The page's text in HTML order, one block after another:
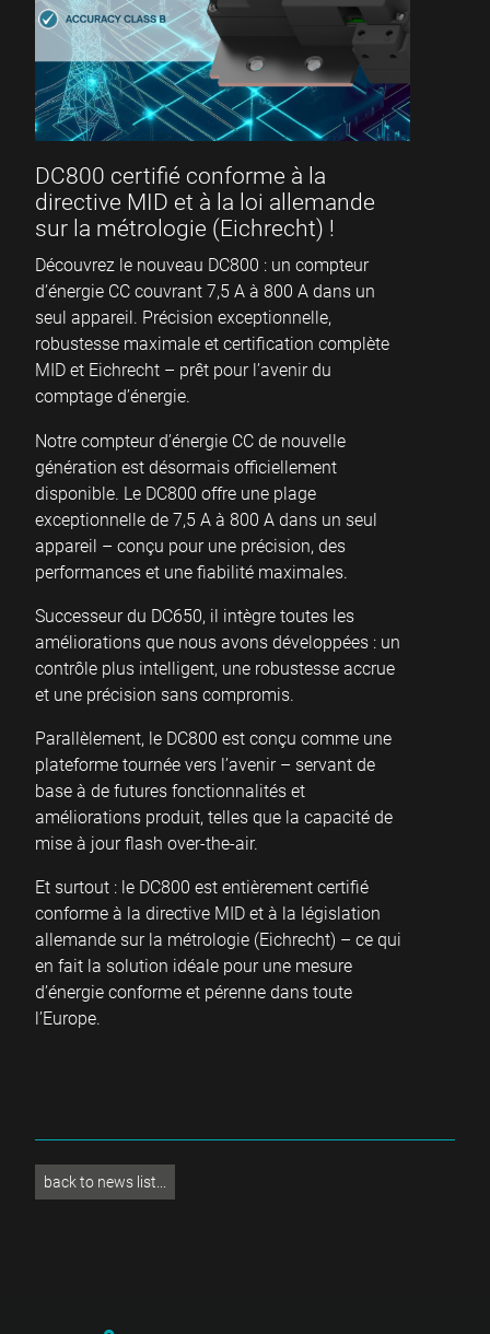
DC800 certifié conforme à la
directive MID et à la loi allemande
sur la métrologie (Eichrecht) !
Découvrez le nouveau DC800 : un compteur
d’énergie CC couvrant 7,5 A à 800 A dans un
seul appareil. Précision exceptionnelle,
robustesse maximale et certification complète
MID et Eichrecht – prêt pour l’avenir du
comptage d’énergie.
Notre compteur d’énergie CC de nouvelle
génération est désormais officiellement
disponible. Le DC800 offre une plage
exceptionnelle de 7,5 A à 800 A dans un seul
appareil – conçu pour une précision, des
performances et une fiabilité maximales.
Successeur du DC650, il intègre toutes les
améliorations que nous avons développées : un
contrôle plus intelligent, une robustesse accrue
et une précision sans compromis.
Parallèlement, le DC800 est conçu comme une
plateforme tournée vers l’avenir – servant de
base à de futures fonctionnalités et
améliorations produit, telles que la capacité de
mise à jour flash over-the-air.
Et surtout : le DC800 est entièrement certifié
conforme à la directive MID et à la législation
allemande sur la métrologie (Eichrecht) – ce qui
en fait la solution idéale pour une mesure
d’énergie conforme et pérenne dans toute
l’Europe.
back to news list...